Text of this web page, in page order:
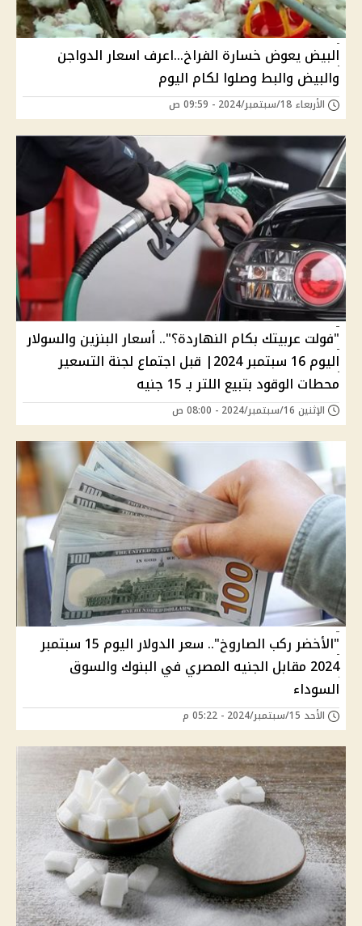
البيض يعوض خسارة الفراخ...اعرف اسعار الدواجن
والبيض والبط وصلوا لكام اليوم
الأربعاء 18/سبتمبر/2024 - 09:59 ص
"فولت عربيتك بكام النهاردة؟".. أسعار البنزين والسولار
اليوم 16 سبتمبر 2024| قبل اجتماع لجنة التسعير
محطات الوقود بتبيع اللتر بـ 15 جنيه
الإثنين 16/سبتمبر/2024 - 08:00 ص
"الأخضر ركب الصاروخ".. سعر الدولار اليوم 15 سبتمبر
2024 مقابل الجنيه المصري في البنوك والسوق
السوداء
الأحد 15/سبتمبر/2024 - 05:22 م